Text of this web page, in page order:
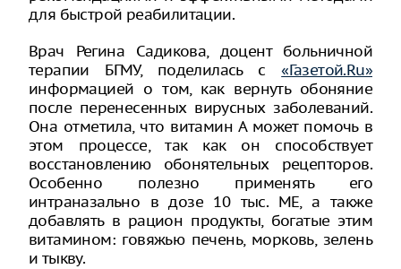
для быстрой реабилитации.
Врач Регина Садикова, доцент больничной
терапии БГМУ, поделилась с«Газетой.Ru»
информацией о том, как вернуть обоняние
после перенесенных вирусных заболеваний.
Она отметила, что витамин А может помочь в
этом процессе, так как он способствует
восстановлению обонятельных рецепторов.
Особенно полезно применять его
интраназально в дозе 10 тыс. МЕ, а также
добавлять в рацион продукты, богатые этим
витамином: говяжью печень, морковь, зелень
и тыкву.